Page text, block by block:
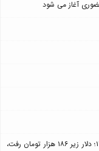
پیش‌بینی قیمت طلا، سکه و دلار یکشنبه ۱۸ مرداد ۱۴۰۵؛ دلار زیر ۱۸۶ هزار تومان رفت،